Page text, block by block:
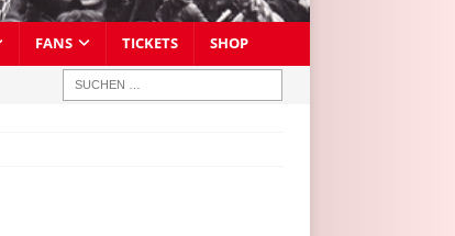
FANS TICKETS SHOP